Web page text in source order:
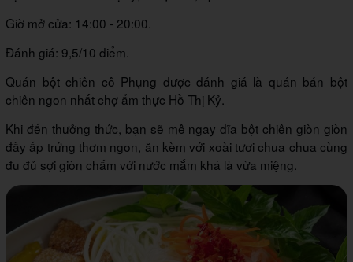
Giờ mở cửa: 14:00 - 20:00.
Đánh giá: 9,5/10 điểm.
Quán bột chiên cô Phụng được đánh giá là quán bán bột
chiên ngon nhất chợ ẩm thực Hồ Thị Kỷ.
Khi đến thưởng thức, bạn sẽ mê ngay dĩa bột chiên giòn giòn
đầy ấp trứng thơm ngon, ăn kèm với xoài tươi chua chua cùng
đu đủ sợi giòn chấm với nước mắm khá là vừa miệng.